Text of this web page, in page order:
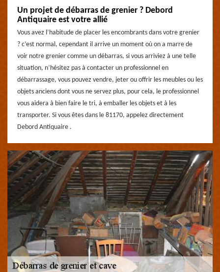
Un projet de débarras de grenier ? Debord
Antiquaire est votre allié
Vous avez l’habitude de placer les encombrants dans votre grenier
? c’est normal, cependant il arrive un moment où on a marre de
voir notre grenier comme un débarras, si vous arriviez à une telle
situation, n’hésitez pas à contacter un professionnel en
débarrassage, vous pouvez vendre, jeter ou offrir les meubles ou les
objets anciens dont vous ne servez plus, pour cela, le professionnel
vous aidera à bien faire le tri, à emballer les objets et à les
transporter. Si vous êtes dans le 81170, appelez directement
Debord Antiquaire .